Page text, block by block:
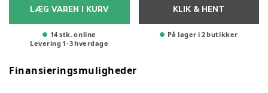
LÆG VAREN I KURV
14 stk. online
Levering 1-3hverdage
KLIK & HENT
På lager i 2 butikker
Finansieringsmuligheder